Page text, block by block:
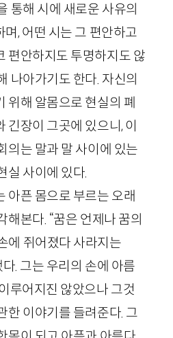
통해 시에 새로운 사유의
, 어떤 시는 그 편안하고
편안하지도 투명하지도 않
나아가기도 한다. 자신의
위해 알몸으로 현실의 폐
긴장이 그곳에 있으니, 이
의는 말과 말 사이에 있는
실 사이에 있다.
아픈 몸으로 부르는 오래
해본다. “꿈은 언제나 꿈의
에 쥐어졌다 사라지는
. 그는 우리의 손에 아름
루어지진 않았으나 그것
한 이야기를 들려준다. 그